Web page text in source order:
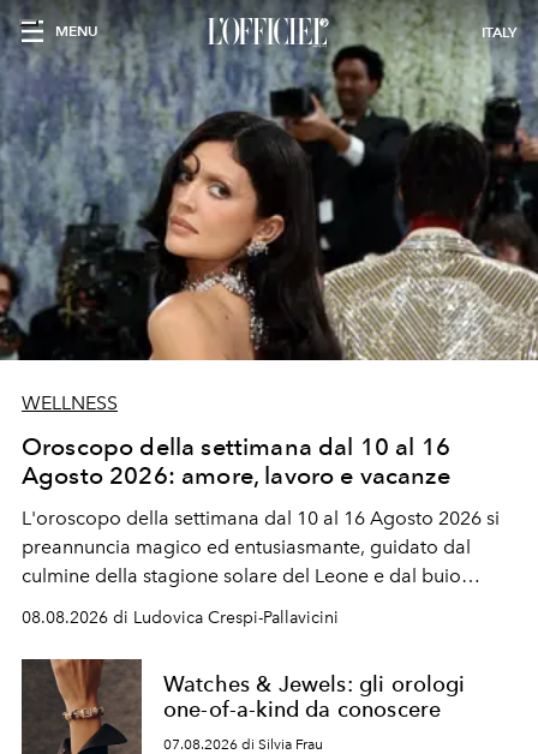
MENU ITALY
WELLNESS
Oroscopo della settimana dal 10 al 16
Agosto 2026: amore, lavoro e vacanze
L'oroscopo della settimana dal 10 al 16 Agosto 2026 si
preannuncia magico ed entusiasmante, guidato dal
culmine della stagione solare del Leone e dal buio
favorevole della Luna nuova in Leone del 12 agosto,
ideale per la notte delle Perseidi.
08.08.2026 di Ludovica Crespi-Pallavicini
Watches & Jewels: gli orologi
one-of-a-kind da conoscere
07.08.2026 di Silvia Frau